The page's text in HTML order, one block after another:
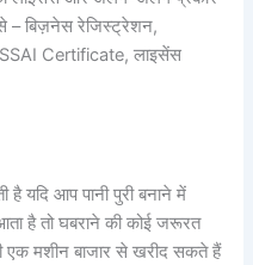
– बिज़नेस रेजिस्ट्रेशन,
Certificate, लाइसेंस
है यदि आप पानी पुरी बनाने में
है तो घबराने की कोई जरूरत
एक मशीन बाजार से खरीद सकते हैं